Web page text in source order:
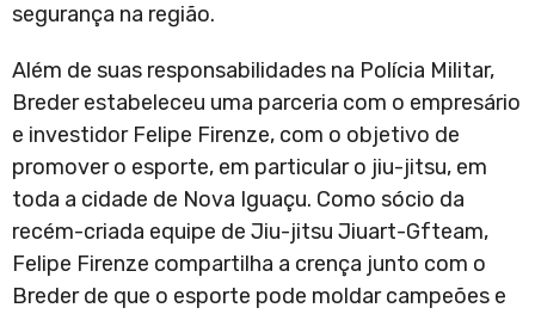
segurança na região.
Além de suas responsabilidades na Polícia Militar,
Breder estabeleceu uma parceria com o empresário
e investidor Felipe Firenze, com o objetivo de
promover o esporte, em particular o jiu-jitsu, em
toda a cidade de Nova Iguaçu. Como sócio da
recém-criada equipe de Jiu-jitsu Jiuart-Gfteam,
Felipe Firenze compartilha a crença junto com o
Breder de que o esporte pode moldar campeões e